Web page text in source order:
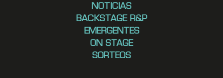
NOTICIAS
BACKSTAGE R&P
EMERGENTES
ON STAGE
SORTEOS